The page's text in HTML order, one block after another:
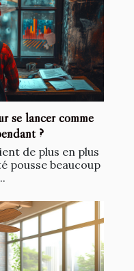
se lancer comme
?
de plus en plus
pousse beaucoup